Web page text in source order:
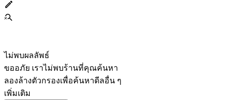
ไม่พบผลลัพธ์
ขออภัย เราไม่พบร้านที่คุณค้นหา
ลองล้างตัวกรองเพื่อค้นหาดีลอื่น ๆ
เพิ่มเติม